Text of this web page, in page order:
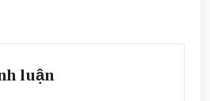
luận